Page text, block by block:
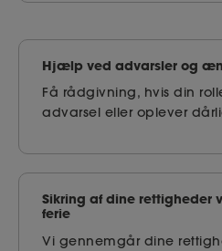
Hjælp ved advarsler og
Få rådgivning, hvis din
advarsel eller oplever
Sikring af dine rettigheder
ferie
Vi gennemgår dine